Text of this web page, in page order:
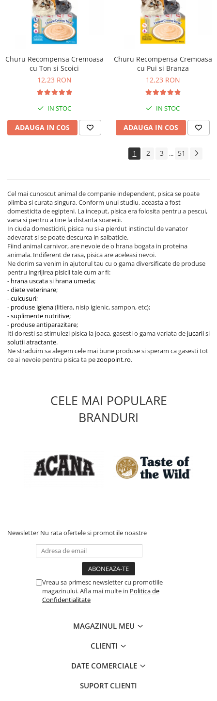
Churu Recompensa Cremoasa
cu Ton si Scoici
12,23 RON
IN STOC
ADAUGA IN COS
Churu Recompensa Cremoasa
cu Pui si Branza
12,23 RON
IN STOC
ADAUGA IN COS
1 2 3 ... 51
Cel mai cunoscut animal de companie independent, pisica se poate
plimba si curata singura. Conform unui studiu, aceasta a fost
domesticita de egipteni. La inceput, pisica era folosita pentru a pescui,
vana si pentru a tine la distanta soarecii.
In ciuda domesticirii, pisica nu si-a pierdut instinctul de vanator
adevarat si se poate descurca in salbaticie.
Fiind animal carnivor, are nevoie de o hrana bogata in proteina
animala. Indiferent de rasa, pisica are aceleasi nevoi.
Ne dorim sa venim in ajutorul tau cu o gama diversificate de produse
pentru ingrijirea pisicii tale cum ar fi:
- hrana uscatasi hrana umeda;
-diete veterinare;
-culcusuri;
- produse igiena(litiera, nisip igienic, sampon, etc);
-suplimente nutritive;
- produse antiparazitare;
Iti doresti sa stimulezi pisica la joaca, gasesti o gama variata de jucariisi
solutii atractante.
Ne straduim sa alegem cele mai bune produse si speram ca gasesti tot
ce ai nevoie pentru pisica ta pezoopoint.ro.
CELE MAI POPULARE
BRANDURI
Newsletter Nu rata ofertele si promotiile noastre
Vreau sa primesc newsletter cu promotiile
magazinului. Afla mai multe in Politica de
Confidentialitate
MAGAZINUL MEU
CLIENTI
DATE COMERCIALE
SUPORT CLIENTI